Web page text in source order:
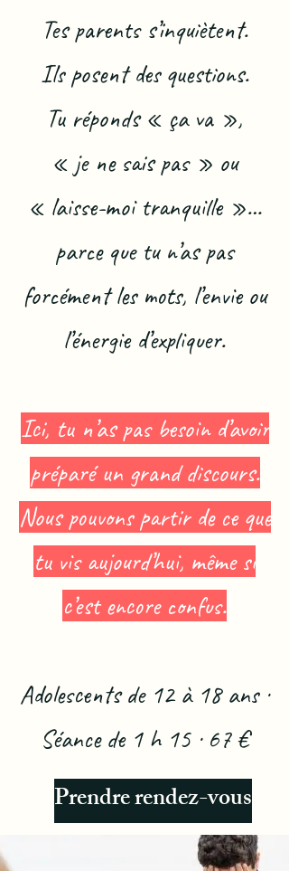
Tes parents s’inquiètent.
Ils posent des questions.
Tu réponds « ça va »,
« je ne sais pas » ou
« laisse-moi tranquille »…
parce que tu n’as pas
forcément les mots, l’envie ou
l’énergie d’expliquer.
Ici, tu n’as pas besoin d’avoir
préparé un grand discours.
Nous pouvons partir de ce que
tu vis aujourd’hui, même si
c’est encore confus.
Adolescents de 12 à 18 ans ·
Séance de 1 h 15 · 67 €
Prendre rendez-vous